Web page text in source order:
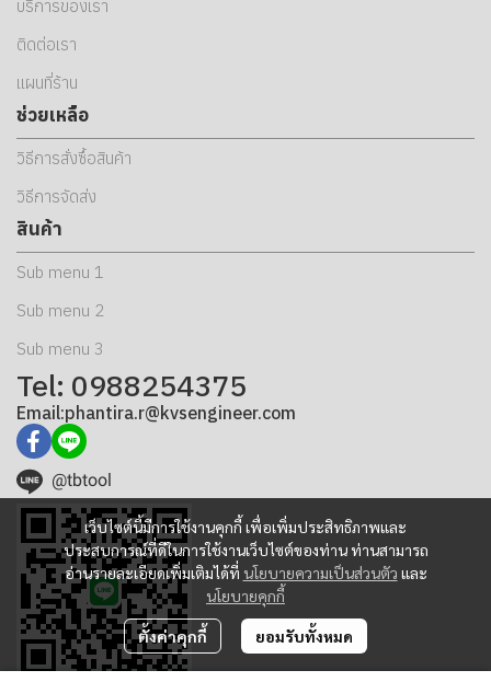
เว็บไซต์นี้มีการใช้งานคุกกี้ เพื่อเพิ่มประสิทธิภาพและ
ประสบการณ์ที่ดีในการใช้งานเว็บไซต์ของท่าน ท่านสามารถ
อ่านรายละเอียดเพิ่มเติมได้ที่ นโยบายความเป็นส่วนตัว และ
นโยบายคุกกี้
ตั้งค่าคุกกี้ ยอมรับทั้งหมด
บริการของเรา
ติดต่อเรา
แผนที่ร้าน
ช่วยเหลือ
วิธีการสั่งซื้อสินค้า
วิธีการจัดส่ง
สินค้า
Sub menu 1
Sub menu 2
Sub menu 3
Tel: 0988254375
Email:phantira.r@kvsengineer.com
@tbtool